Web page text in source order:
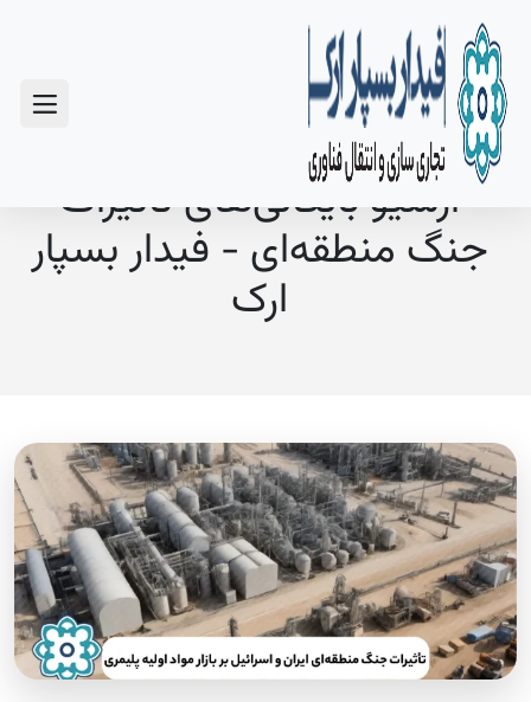
آرشیو بایگانی‌های تأثیرات
جنگ منطقه‌ای - فیدار بسپار
ارک